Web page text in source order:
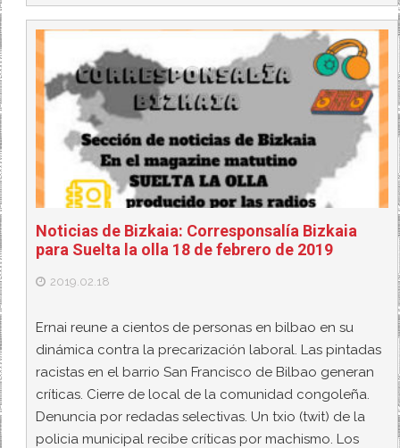
Noticias de Bizkaia: Corresponsalía Bizkaia
para Suelta la olla 18 de febrero de 2019
2019.02.18
Ernai reune a cientos de personas en bilbao en su
dinámica contra la precarización laboral. Las pintadas
racistas en el barrio San Francisco de Bilbao generan
críticas. Cierre de local de la comunidad congoleña.
Denuncia por redadas selectivas. Un txio (twit) de la
policia municipal recibe críticas por machismo. Los